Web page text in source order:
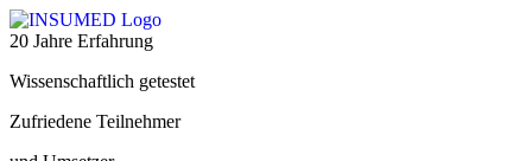
Zum
Inhalt
20 Jahre Erfahrung
Wissenschaftlich getestet
Zufriedene Teilnehmer